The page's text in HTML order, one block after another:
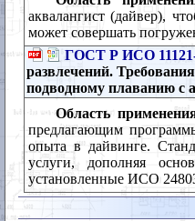
аквалангист (дайвер),
может совершать
ГОСТ Р ИСО
развлечений.
подводному плаванию с
Область
предлагающим
опыта в дайвинге.
услуги, дополняя
установленные ИСО